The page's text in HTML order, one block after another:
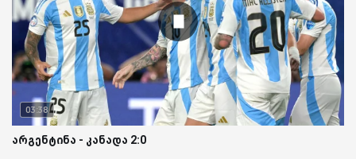
03:38
არგენტინა - კანადა 2:0